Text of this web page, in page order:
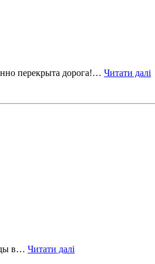
перекрыта дорога!… Читати далі
в… Читати далі